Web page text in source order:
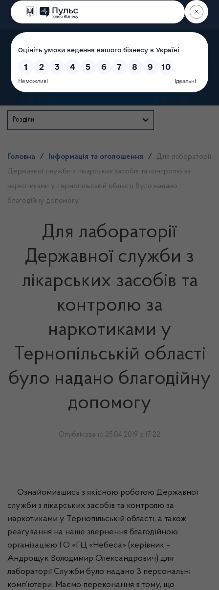
Пошук
Розділи
Головна / Інформація та оголошення /
Для лабораторії
Державної служби з лікарських засобів та контролю за
наркотиками у Тернопільській області було надано
благодійну допомогу
Для лабораторії
Державної служби з
лікарських засобів та
контролю за
наркотиками у
Тернопільській області
було надано благодійну
допомогу
Опубліковано 25.04.2019 о 17:22
Ознайомившись з якісною роботою Державної
служби з лікарських засобів та контролю за
наркотиками у Тернопільській області, а також
реагування на наше звернення благодійною
організацією ГО «ГЦ «Небеса» (керівник –
Андрощук Володимир Олександрович) для
лабораторії Служби було надано 3 персональні
комп’ютери. Маємо переконання в тому, що